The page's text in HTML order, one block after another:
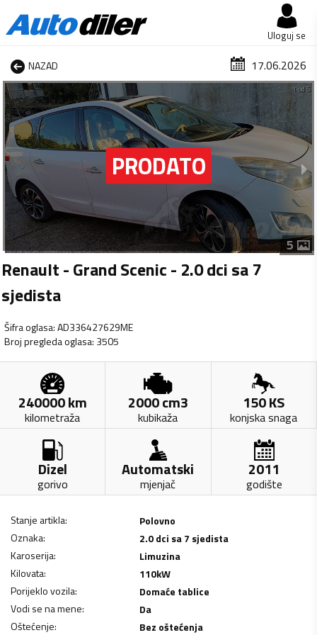
Uloguj se
NAZAD 17.06.2026
1 od 5
5
Renault - Grand Scenic - 2.0 dci sa 7
sjedista
Šifra oglasa:AD336427629ME
Broj pregleda oglasa: 3505
240000km
kilometraža
2000cm3
kubikaža
150KS
konjska snaga
Dizel
gorivo
Automatski
mjenjač
2011
godište
Stanje artikla:
Polovno
Oznaka:
2.0 dci sa 7 sjedista
Karoserija:
Limuzina
Kilovata: 110kW
Porijeklo vozila:
Domaće tablice
Vodi se na mene:
Da
Oštećenje:
Bez oštećenja